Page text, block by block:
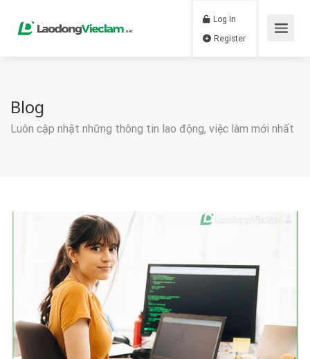
Log In
Blog
Luôn cập nhật những thông tin lao động, việc làm mới nhất